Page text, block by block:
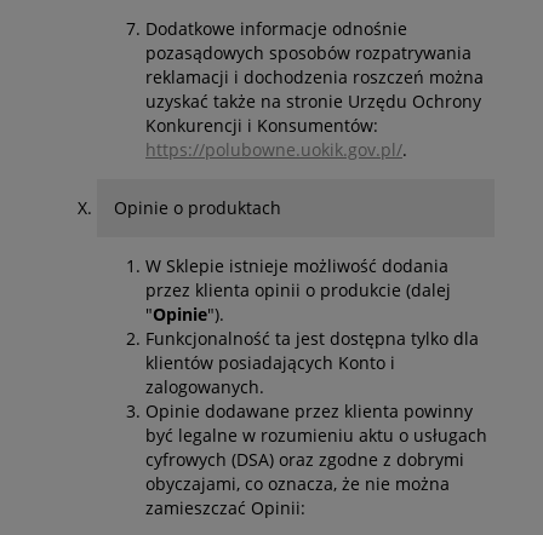
Dodatkowe informacje odnośnie
pozasądowych sposobów rozpatrywania
reklamacji i dochodzenia roszczeń można
uzyskać także na stronie Urzędu Ochrony
Konkurencji i Konsumentów:
https://polubowne.uokik.gov.pl/.
Opinie o produktach
W Sklepie istnieje możliwość dodania
przez klienta opinii o produkcie (dalej
"Opinie").
Funkcjonalność ta jest dostępna tylko dla
klientów posiadających Konto i
zalogowanych.
Opinie dodawane przez klienta powinny
być legalne w rozumieniu aktu o usługach
cyfrowych (DSA) oraz zgodne z dobrymi
obyczajami, co oznacza, że nie można
zamieszczać Opinii: